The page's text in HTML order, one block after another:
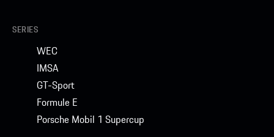
SERIES
WEC
IMSA
GT-Sport
Formule E
Porsche Mobil 1 Supercup